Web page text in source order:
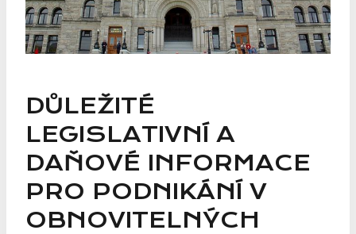
DŮLEŽITÉ
LEGISLATIVNÍ A
DAŇOVÉ INFORMACE
PRO PODNIKÁNÍ V
OBNOVITELNÝCH